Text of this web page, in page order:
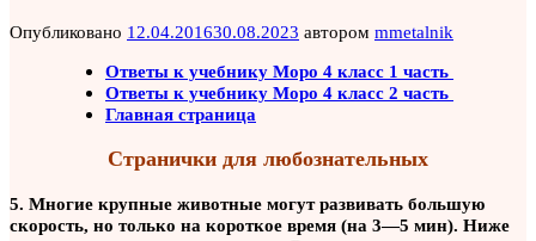
Опубликовано 12.04.201630.08.2023 автором mmetalnik
Ответы к учебнику Моро 4 класс 1 часть
Ответы к учебнику Моро 4 класс 2 часть
Главная страница
Странички для любознательных
5. Многие крупные животные могут развивать большую
скорость, но только на короткое время (на 3—5 мин). Ниже